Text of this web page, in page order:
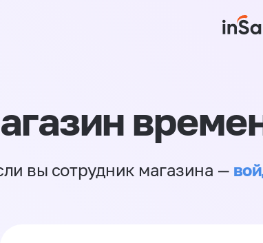
вы сотрудник магазина —